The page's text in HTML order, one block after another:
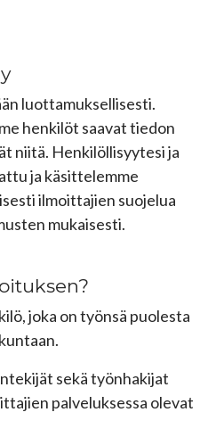
luottamuksellisesti.
henkilöt saavat tiedon
niitä. Henkilöllisyytesi ja
ja käsittelemme
ilmoittajien suojelua
mukaisesti.
joka on työnsä puolesta
sekä työnhakijat
palveluksessa olevat